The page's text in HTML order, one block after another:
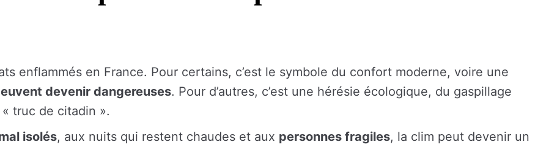
enflammés en France. Pour certains, c’est le symbole du confort moderne, voire une
devenir dangereuses. Pour d’autres, c’est une hérésie écologique, du gaspillage
truc de citadin ».
isolés, aux nuits qui restent chaudes et aux personnes fragiles, la clim peut devenir un